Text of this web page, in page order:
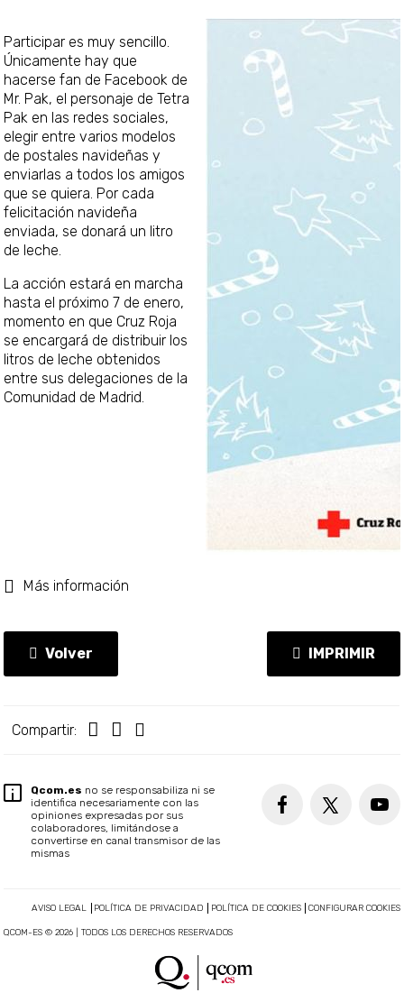
Participar es muy sencillo.
Únicamente hay que
hacerse fan de Facebook de
Mr. Pak, el personaje de Tetra
Pak en las redes sociales,
elegir entre varios modelos
de postales navideñas y
enviarlas a todos los amigos
que se quiera. Por cada
felicitación navideña
enviada, se donará un litro
de leche.
La acción estará en marcha
hasta el próximo 7 de enero,
momento en que Cruz Roja
se encargará de distribuir los
litros de leche obtenidos
entre sus delegaciones de la
Comunidad de Madrid.
Más información
Volver IMPRIMIR
Compartir:
Qcom.es no se responsabiliza ni se
identifica necesariamente con las
opiniones expresadas por sus
colaboradores, limitándose a
convertirse en canal transmisor de las
mismas
AVISO LEGAL POLÍTICA DE PRIVACIDAD POLÍTICA DE COOKIES CONFIGURAR COOKIES
QCOM-ES © 2026 | TODOS LOS DERECHOS RESERVADOS